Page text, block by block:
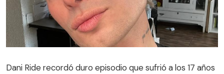
Dani Ride recordó duro episodio que sufrió a los 17 años